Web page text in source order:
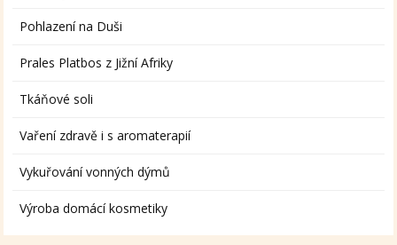
Pohlazení na Duši
Prales Platbos z Jižní Afriky
Tkáňové soli
Vaření zdravě i s aromaterapií
Vykuřování vonných dýmů
Výroba domácí kosmetiky